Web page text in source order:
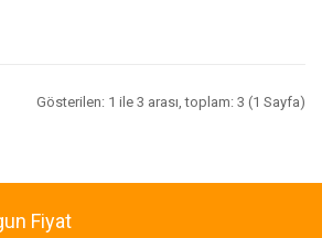
Gösterilen: 1 ile 3 arası, toplam: 3 (1 Sayfa)
Fiyat